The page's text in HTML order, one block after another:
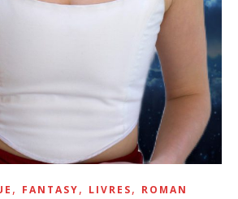
, FANTASY, LIVRES, ROMAN